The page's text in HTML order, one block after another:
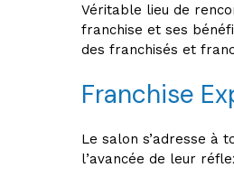
Véritable lieu de
franchise et ses
des franchisés et
Franchise
Le salon s’adresse à
l’avancée de leur